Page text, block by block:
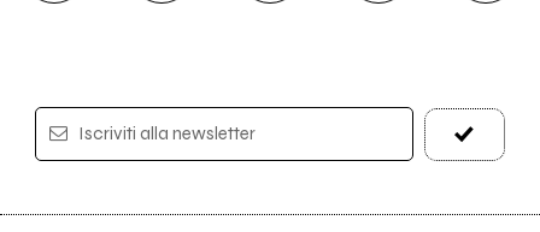
Iscriviti alla newsletter